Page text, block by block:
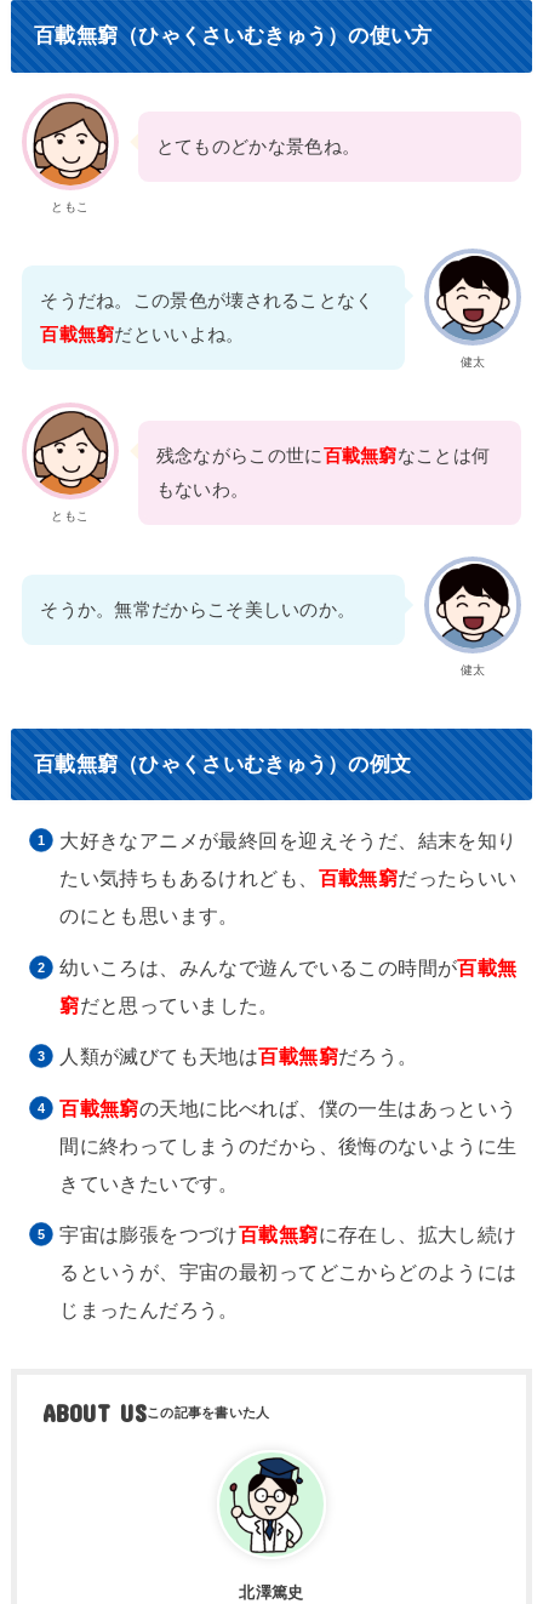
百載無窮（ひゃくさいむきゅう）の使い方
ともこ
とてものどかな景色ね。
健太
そうだね。この景色が壊されることなく
百載無窮だといいよね。
ともこ
残念ながらこの世に百載無窮なことは何
もないわ。
健太
そうか。無常だからこそ美しいのか。
百載無窮（ひゃくさいむきゅう）の例文
大好きなアニメが最終回を迎えそうだ、結末を知り
たい気持ちもあるけれども、 百載無窮だったらいい
のにとも思います。
幼いころは、みんなで遊んでいるこの時間が百載無
窮だと思っていました。
人類が滅びても天地は百載無窮だろう。
百載無窮の天地に比べれば、僕の一生はあっという
間に終わってしまうのだから、後悔のないように生
きていきたいです。
宇宙は膨張をつづけ百載無窮に存在し、拡大し続け
るというが、宇宙の最初ってどこからどのようには
じまったんだろう。
ABOUT US
北澤篤史